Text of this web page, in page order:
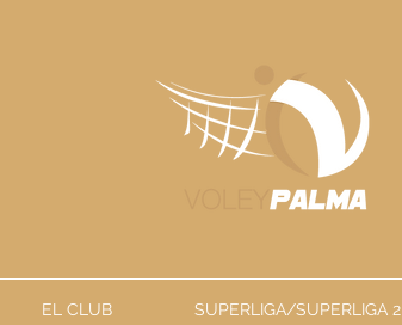
EL CLUB SUPERLIGA/SUPERLIGA 2